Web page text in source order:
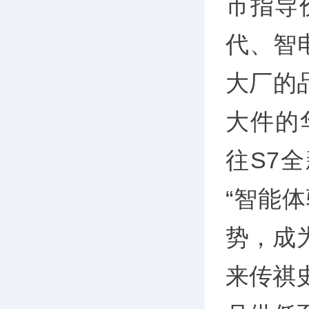
市指导
代、智
大厂的
大件的
往S7
“智能
势，成
来传祺